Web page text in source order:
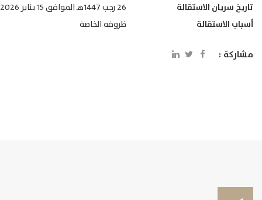
تاريخ سريان الاستقالة
26 رجب 1447هـ الموافق 15 يناير 2026م
أسباب الاستقالة
ظروفه الخاصة
مشاركة :